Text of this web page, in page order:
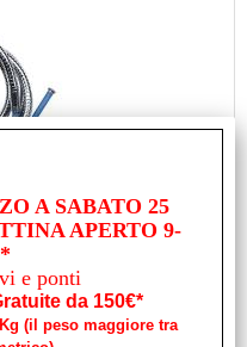
INOX 1/2C - 3/8F
A SABATO 25
APERTO 9-
e ponti
da 150€*
(il peso maggiore tra